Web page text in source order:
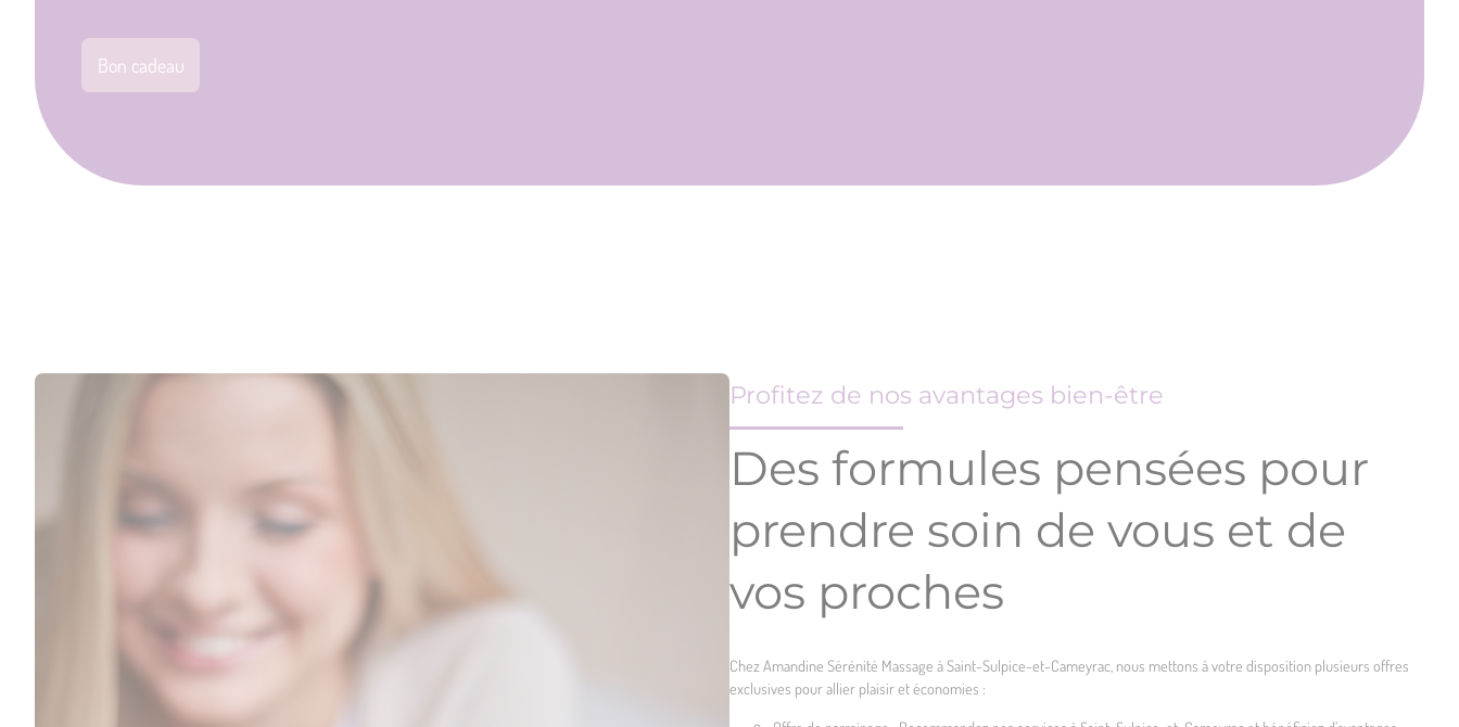
Bon cadeau
Profitez de nos avantages bien-être
Des formules pensées pour
prendre soin de vous et de
vos proches
Chez Amandine Sérénité Massage à Saint-Sulpice-et-Cameyrac, nous mettons à votre disposition plusieurs offres
exclusives pour allier plaisir et économies :